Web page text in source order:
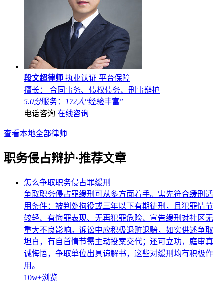
段文超律师 执业认证 平台保障
擅长： 合同事务、债权债务、刑事辩护
5.0分服务： 172人“经验丰富”
电话咨询 在线咨询
查看本地全部律师
职务侵占辩护·推荐文章
怎么争取职务侵占罪缓刑
争取职务侵占罪缓刑可从多方面着手。需先符合缓刑适
用条件：被判处拘役或三年以下有期徒刑，且犯罪情节
较轻、有悔罪表现、无再犯罪危险、宣告缓刑对社区无
重大不良影响。诉讼中应积极退赃退赔，如实供述争取
坦白，有自首情节需主动投案交代；还可立功，庭审真
诚悔悟，争取单位出具谅解书，这些对缓刑均有积极作
用。
10w+浏览